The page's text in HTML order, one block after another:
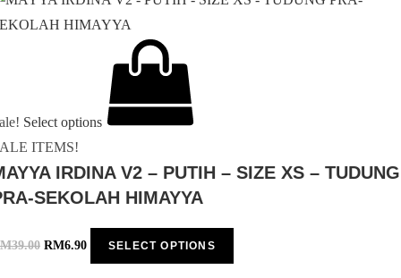
Select options
ITEMS!
IRDINA V2 – PUTIH – SIZE XS – TUDUNG
SEKOLAH HIMAYYA
39.00 RM6.90 SELECT OPTIONS